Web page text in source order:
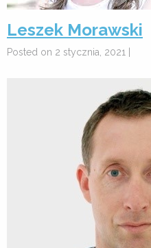
Leszek Morawski
Posted on 2 stycznia, 2021 |